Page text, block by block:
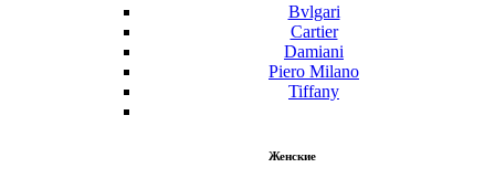
Bvlgari
Cartier
Damiani
Piero Milano
Tiffany
Женские